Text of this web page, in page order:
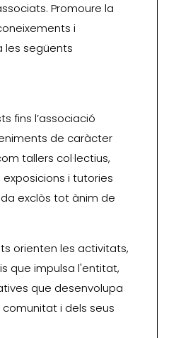
Promoure la
i
les següents
fins l’associació
de caràcter
tallers col·lectius,
i tutories
exclòs tot ànim de
orienten les activitats,
que impulsa l'entitat,
que desenvolupa
i dels seus